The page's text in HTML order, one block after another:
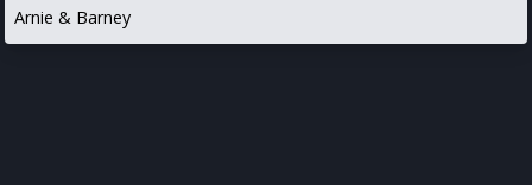
Arnie & Barney